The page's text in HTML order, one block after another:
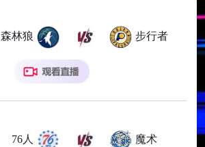
森林狼 步行者
76人 魔术